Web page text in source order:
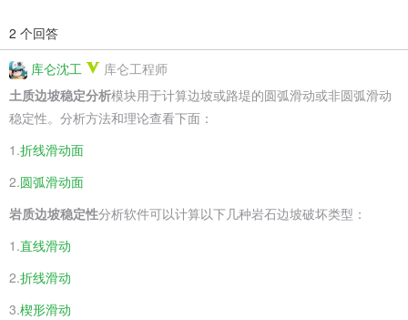
2 个回答
库仑沈工
库仑工程师
土质边坡稳定分析模块用于计算边坡或路堤的圆弧滑动或非圆弧滑动
稳定性。分析方法和理论查看下面：
1.折线滑动面
2.圆弧滑动面
岩质边坡稳定性分析软件可以计算以下几种岩石边坡破坏类型：
1.直线滑动
2.折线滑动
3.楔形滑动